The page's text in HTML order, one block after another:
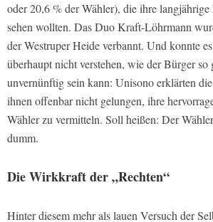
oder 20,6 % der Wähler), die ihre
sehen wollten. Das Duo Kraft-Löhrmann
der Westruper Heide verbannt. Und konnte
überhaupt nicht verstehen, wie der Bürger so
unvernünftig sein kann: Unisono erklärten
ihnen offenbar nicht gelungen, ihre
Wähler zu vermitteln. Soll heißen: Der
dumm.
Die Wirkkraft der „Rechten“
Hinter diesem mehr als lauen Versuch der